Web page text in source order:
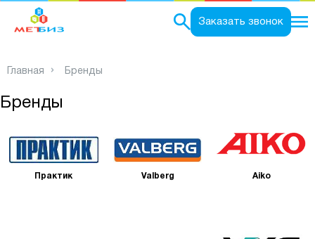
Заказать звонок
Главная Бренды
Бренды
Практик Valberg Aiko